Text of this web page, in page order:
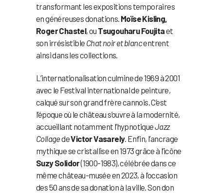
transformant les expositions temporaires
en généreuses donations. Moïse Kisling,
Roger Chastel, ou Tsugouharu Foujitaet
son irrésistible Chat noir et blancentrent
ainsi dans les collections.
L’internationalisation culmine de 1969 à 2001
avec le Festival international de peinture,
calqué sur son grand frère cannois. C’est
l’époque où le château s’ouvre à la modernité,
accueillant notamment l’hypnotiqueJazz
CollagedeVictor Vasarely. Enfin, l’ancrage
mythique se cristallise en 1973 grâce à l’icône
Suzy Solidor(1900-1983), célébrée dans ce
même château-musée en 2023, à l’occasion
des 50 ans de sa donation à la ville. Son don